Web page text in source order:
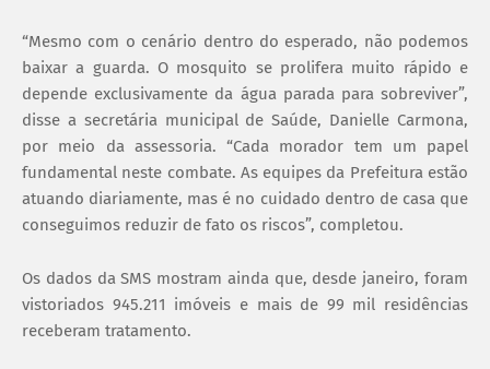
“Mesmo com o cenário dentro do esperado, não podemos
baixar a guarda. O mosquito se prolifera muito rápido e
depende exclusivamente da água parada para sobreviver”,
disse a secretária municipal de Saúde, Danielle Carmona,
por meio da assessoria. “Cada morador tem um papel
fundamental neste combate. As equipes da Prefeitura estão
atuando diariamente, mas é no cuidado dentro de casa que
conseguimos reduzir de fato os riscos”, completou.
Os dados da SMS mostram ainda que, desde janeiro, foram
vistoriados 945.211 imóveis e mais de 99 mil residências
receberam tratamento.